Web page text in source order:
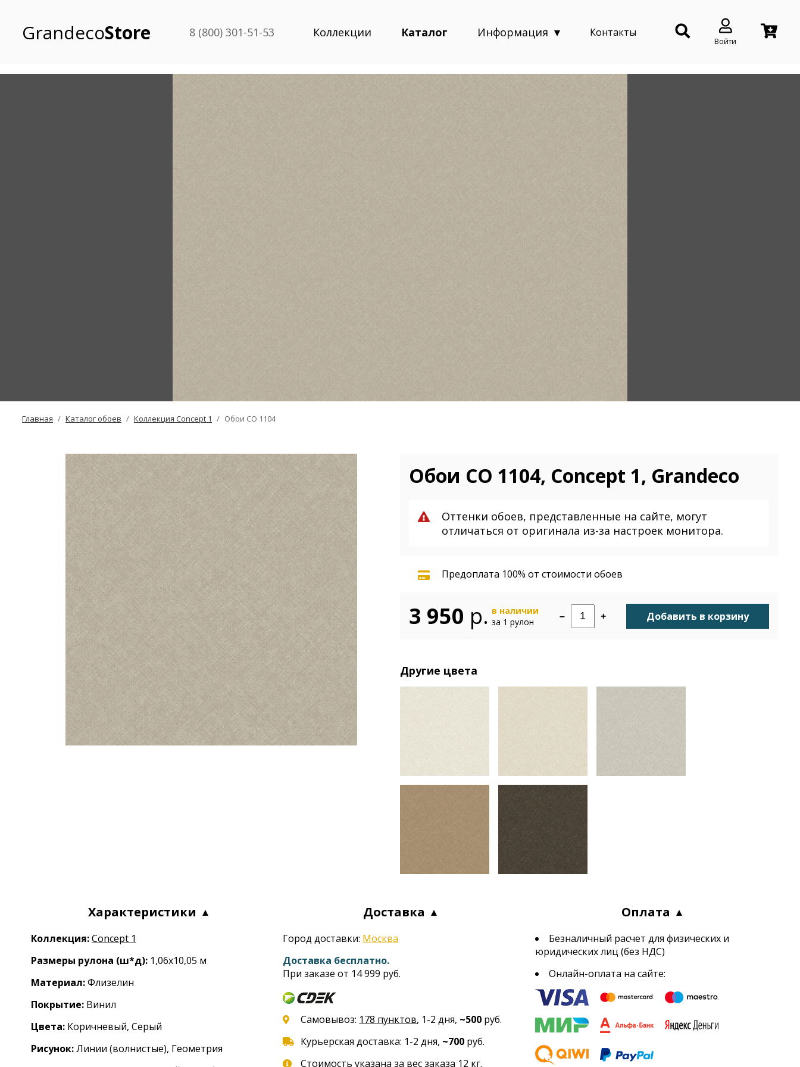
GrandecoStore 8 (800) 301-51-53 Коллекции Каталог Информация Контакты
Войти
Главная Каталог обоев Коллекция Concept 1 Обои CO 1104
Обои CO 1104, Concept 1, Grandeco
Оттенки обоев, представленные на сайте, могут
отличаться от оригинала из-за настроек монитора.
Предоплата 100% от стоимости обоев
3 950 р. в наличии
за 1 рулон
– + Добавить в корзину
Другие цвета
Характеристики
Коллекция:Concept 1
Размеры рулона (ш*д): 1,06x10,05 м
Материал:Флизелин
Покрытие: Винил
Цвета: Коричневый, Серый
Рисунок:Линии (волнистые), Геометрия
Доставка
Город доставки: Москва
Доставка бесплатно.
При заказе от 14 999 руб.
Самовывоз: 178 пунктов, 1-2 дня, ~500 руб.
Курьерская доставка: 1-2 дня, ~700 руб.
Стоимость указана за вес заказа 12 кг.
Оплата
Безналичный расчет для физических и
юридических лиц (без НДС)
Онлайн-оплата на сайте: